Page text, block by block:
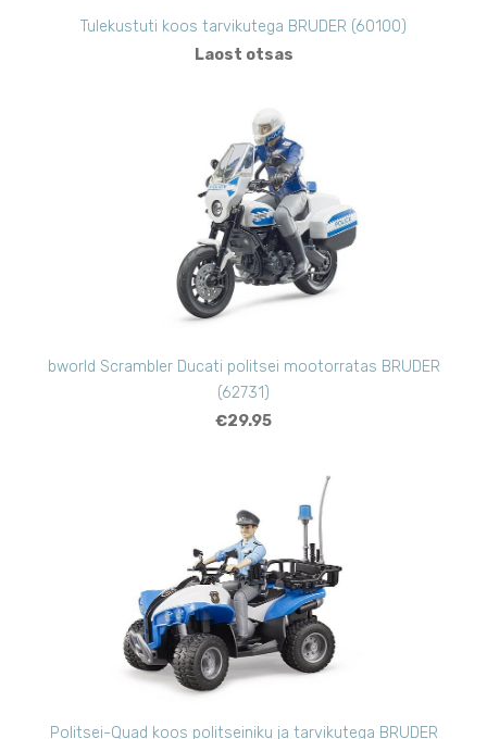
Tulekustuti koos tarvikutega BRUDER (60100)
Laost otsas
bworld Scrambler Ducati politsei mootorratas BRUDER
(62731)
€29.95
Politsei-Quad koos politseiniku ja tarvikutega BRUDER